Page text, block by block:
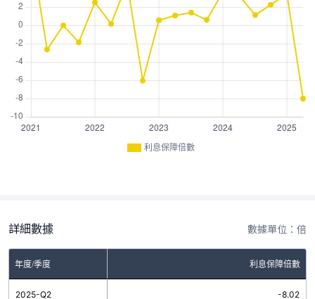
利息保障倍數
詳細數據 數據單位：倍
年度/季度 利息保障倍數
2025-Q2 -8.02